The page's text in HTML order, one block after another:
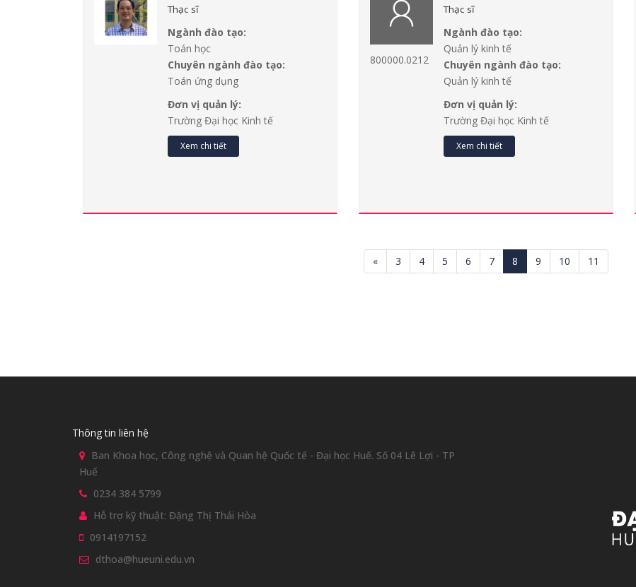
Thạc sĩ
Ngành đào tạo:
Toán học
Chuyên ngành đào tạo:
Toán ứng dụng
Đơn vị quản lý:
Trường Đại học Kinh tế
Xem chi tiết
800000.0212
Thạc sĩ
Ngành đào tạo:
Quản lý kinh tế
Chuyên ngành đào tạo:
Quản lý kinh tế
Đơn vị quản lý:
Trường Đại học Kinh tế
Xem chi tiết
« 3 4 5 6 7 8 9 10 11
Thông tin liên hệ
Ban Khoa học, Công nghệ và Quan hệ Quốc tế - Đại học Huế. Số 04 Lê Lợi - TP
Huế
0234 384 5799
Hỗ trợ kỹ thuật: Đặng Thị Thái Hòa
0914197152
dthoa@hueuni.edu.vn